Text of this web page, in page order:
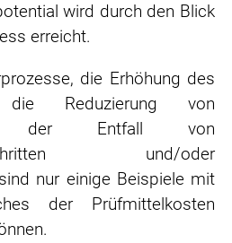
wird durch den Blick
erreicht.
die Erhöhung des
die Reduzierung von
der Entfall von
und/oder
nur einige Beispiele mit
der Prüfmittelkosten